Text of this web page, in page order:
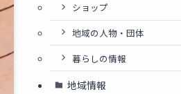
ショップ
地域の人物・団体
暮らしの情報
地域情報